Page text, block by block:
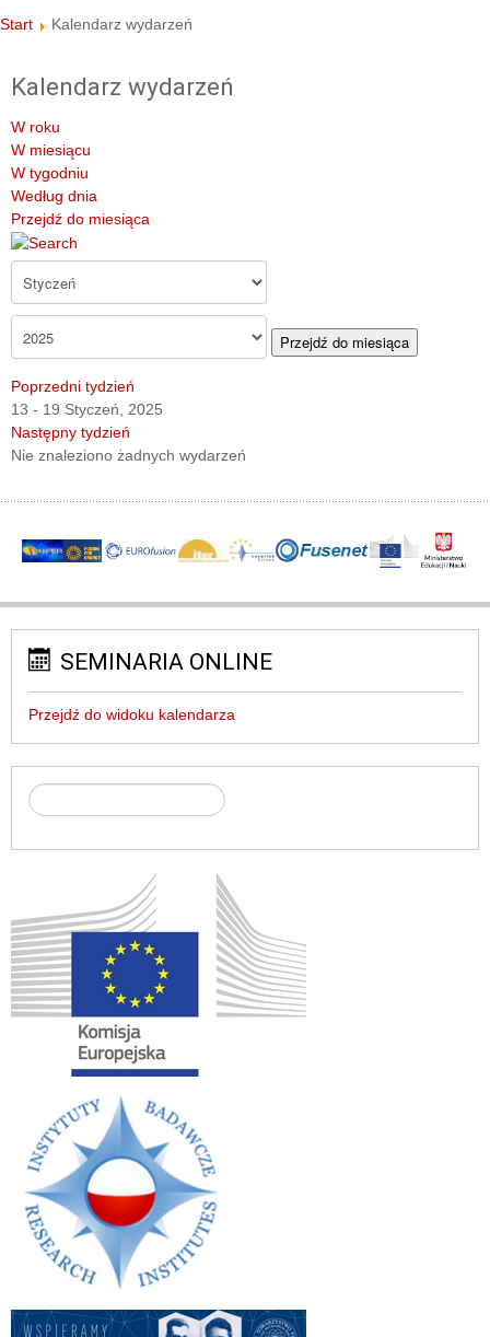
Start Kalendarz wydarzeń
Kalendarz wydarzeń
W roku
W miesiącu
W tygodniu
Według dnia
Przejdź do miesiąca
Przejdź do miesiąca
Poprzedni tydzień
13 - 19 Styczeń, 2025
Następny tydzień
Nie znaleziono żadnych wydarzeń
SEMINARIA ONLINE
Przejdź do widoku kalendarza